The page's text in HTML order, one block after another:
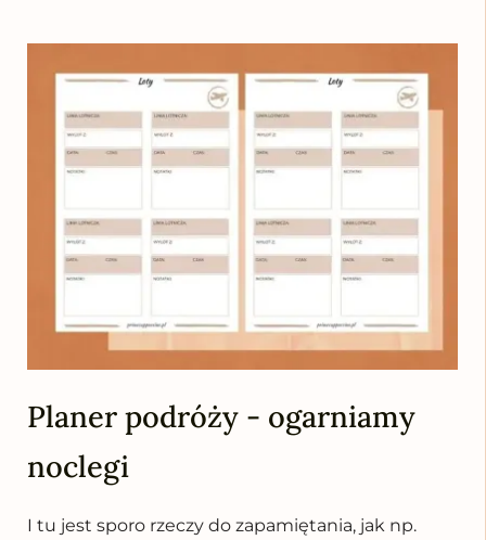
Planer podróży - ogarniamy
noclegi
I tu jest sporo rzeczy do zapamiętania, jak np.